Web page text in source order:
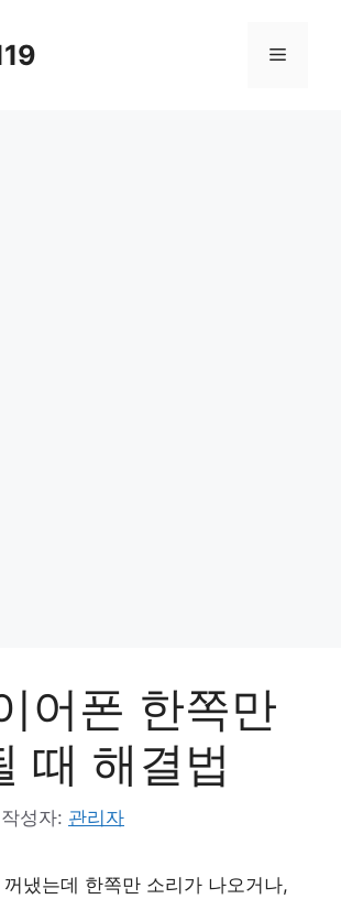
메
어폰 한쪽만
때 해결법
작성자: 관리자
냈는데 한쪽만 소리가 나오거나,